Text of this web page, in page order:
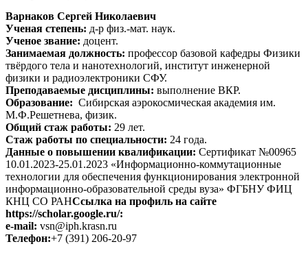
Варнаков Сергей Николаевич
Ученая степень: д-р физ.-мат. наук.
Ученое звание: доцент.
Занимаемая должность: профессор базовой кафедры Физики
твёрдого тела и нанотехнологий, институт инженерной
физики и радиоэлектроники СФУ.
Преподаваемые дисциплины: выполнение ВКР.
Образование: Сибирская аэрокосмическая академия им.
М.Ф.Решетнева, физик.
Общий стаж работы: 29 лет.
Стаж работы по специальности: 24 года.
Данные о повышении квалификации: Сертификат №00965
10.01.2023-25.01.2023 «Информационно-коммутационные
технологии для обеспечения функционирования электронной
информационно-образовательной среды вуза» ФГБНУ ФИЦ
КНЦ СО РАНСсылка на профиль на сайте
https://scholar.google.ru/:
e-mail: vsn@iph.krasn.ru
Телефон:+7 (391) 206-20-97